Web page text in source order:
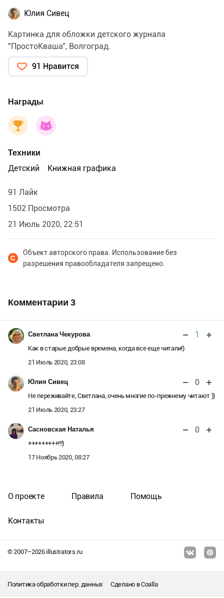
Юлия Сивец
Картинка для обложки детского журнала
"ПростоКваша", Волгоград.
91 Нравится
Награды
Техники
Детский
Книжная графика
91 Лайк
1502 Просмотра
21 Июль 2020, 22:51
Объект авторского права. Использование без
разрешения правообладателя запрещено.
Комментарии 3
Светлана Чекурова 1
Как в старые добрые времена, когда все еще читали!)
21 Июль 2020, 23:08
Юлия Сивец 0
Не переживайте, Светлана, очень многие по-прежнему читают ))
21 Июль 2020, 23:27
Сасновская Наталья 0
+++++++++!!!)
17 Ноябрь 2020, 08:27
© 2007–2026illustrators.ru
О проекте Правила Помощь
Контакты
Политика обработки пер. данных Сделано вCoalla